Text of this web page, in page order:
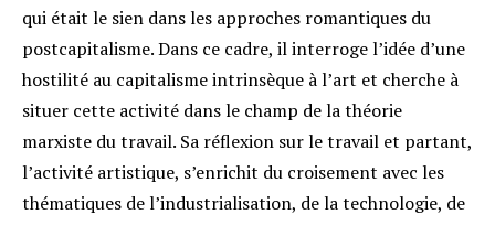
qui était le sien dans les approches romantiques du
postcapitalisme. Dans ce cadre, il interroge l’idée d’une
hostilité au capitalisme intrinsèque à l’art et cherche à
situer cette activité dans le champ de la théorie
marxiste du travail. Sa réflexion sur le travail et partant,
l’activité artistique, s’enrichit du croisement avec les
thématiques de l’industrialisation, de la technologie, de